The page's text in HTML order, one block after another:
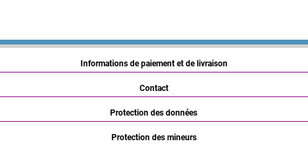
Informations de paiement et de livraison
Contact
Protection des données
Protection des mineurs